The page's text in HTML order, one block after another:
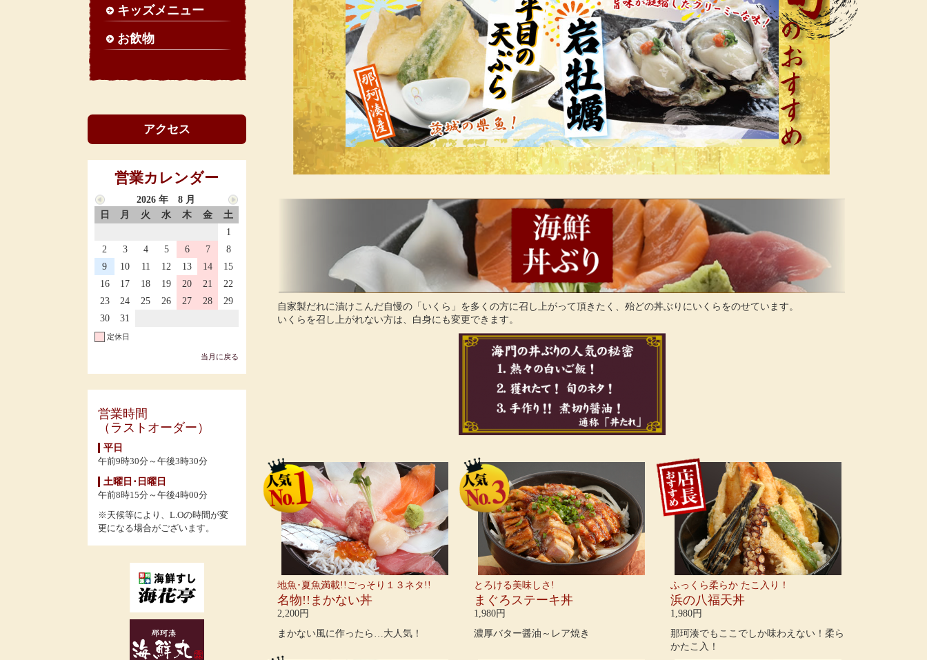
自家製だれに漬けこんだ自慢の「いくら」を多くの方に召し上がって頂きたく、殆どの丼ぶりにいくらをのせています。
いくらを召し上がれない方は、白身にも変更できます。
地魚･夏魚満載!!ごっそり１３ネタ!!
名物!!まかない丼
2,200円
まかない風に作ったら…大人気！
とろける美味しさ!
まぐろステーキ丼
1,980円
濃厚バター醤油～レア焼き
ふっくら柔らか たこ入り！
浜の八福天丼
1,980円
那珂湊でもここでしか味わえない！柔ら
かたこ入！
キッズメニュー
お飲物
アクセス
営業カレンダー
2026 年 8 月
日
月 火 水 木 金
土
1
2
3 4 5 6 7
8
9
10 11 12 13 14
15
16
17 18 19 20 21
22
23
24 25 26 27 28
29
30
31
定休日
当月に戻る
営業時間
（ラストオーダー）
平日
午前9時30分～午後3時30分
土曜日･日曜日
午前8時15分～午後4時00分
※天候等により、L.Oの時間が変
更になる場合がございます。